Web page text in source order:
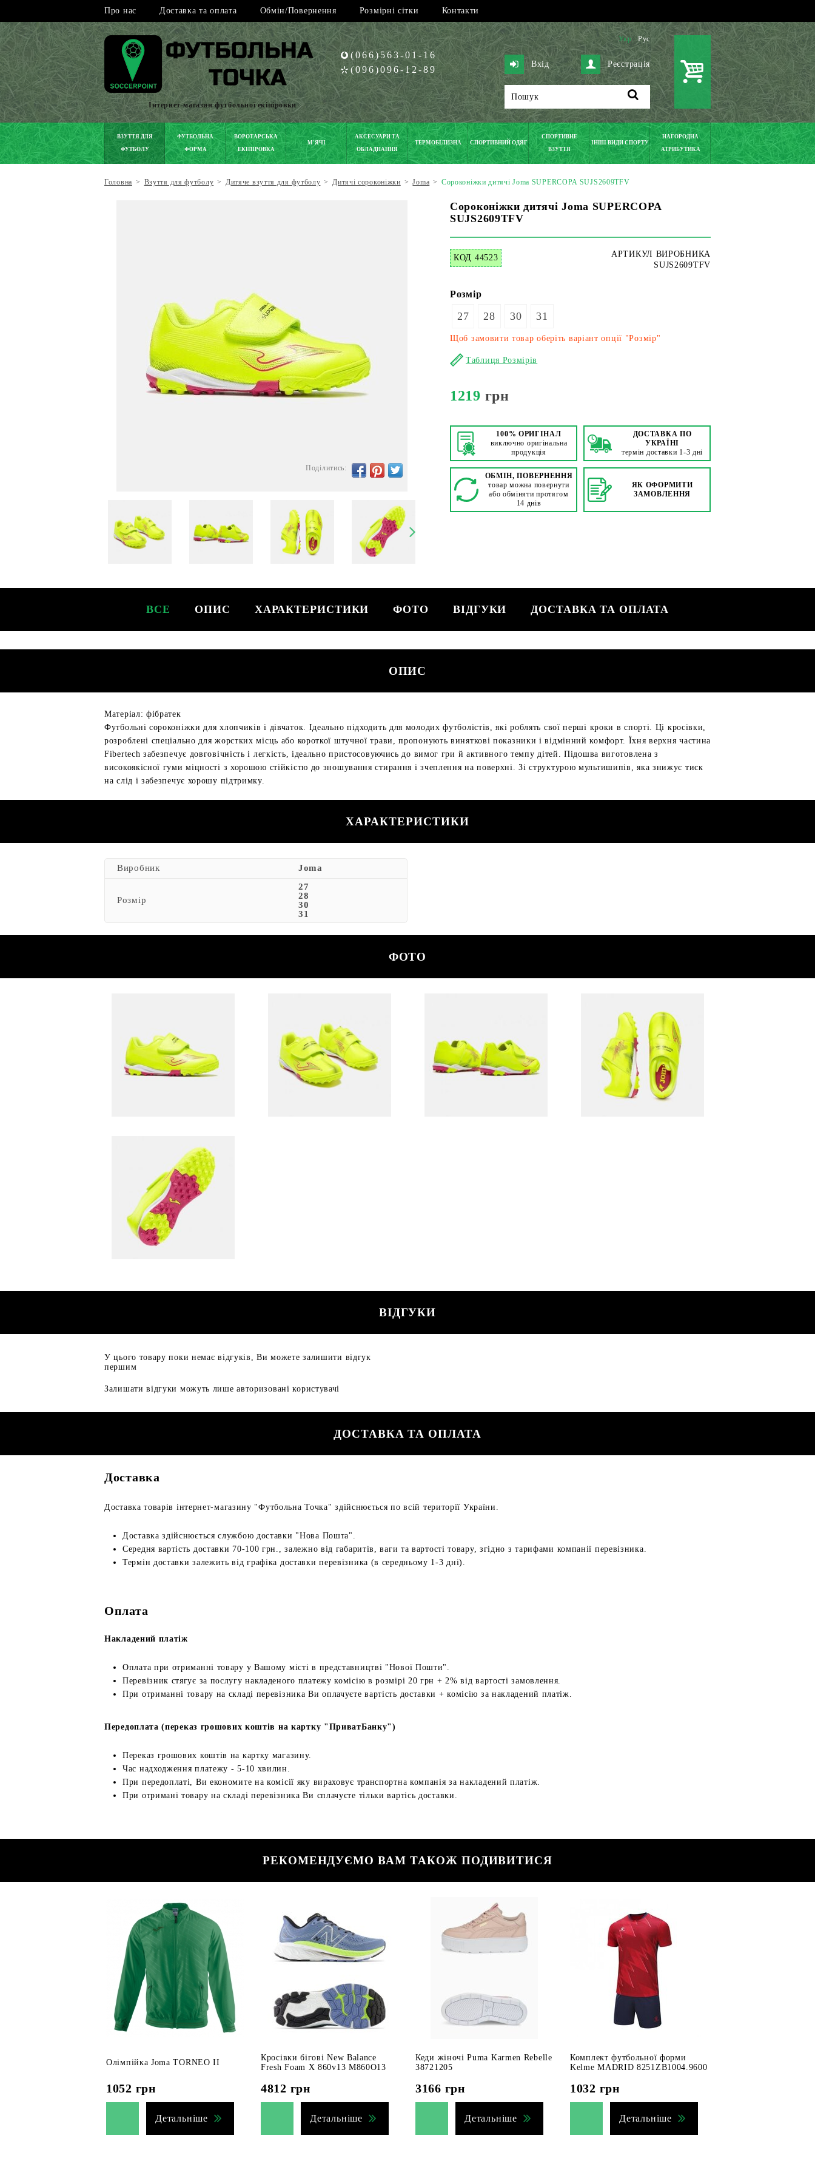
Про нас Доставка та оплата Обмін/Повернення Розмірні сітки Контакти
Інтернет-магазин футбольної екіпіровки
(066)563-01-16
(096)096-12-89
Укр Рус
Вхід Реєстрація
ВЗУТТЯ ДЛЯ
ФУТБОЛУ
ФУТБОЛЬНА
ФОРМА
ВОРОТАРСЬКА
ЕКІПІРОВКА
М'ЯЧІ
АКСЕСУАРИ ТА
ОБЛАДНАННЯ
ТЕРМОБІЛИЗНА СПОРТИВНИЙ ОДЯГ
СПОРТИВНЕ
ВЗУТТЯ
ІНШІ ВИДИ СПОРТУ
НАГОРОДНА
АТРИБУТИКА
Головна > Взуття для футболу > Дитяче взуття для футболу > Дитячі сороконіжки > Joma > Сороконіжки дитячі Joma SUPERCOPA SUJS2609TFV
Сороконіжки дитячі Joma SUPERCOPA
SUJS2609TFV
КОД 44523
АРТИКУЛ ВИРОБНИКА
SUJS2609TFV
Поділитись:
Розмір
27 28 30 31
Щоб замовити товар оберіть варіант опції "Розмір"
Таблиця Розмірів
1219 грн
100% ОРИГІНАЛ
виключно оригінальна
продукція
ДОСТАВКА ПО
УКРАЇНІ
термін доставки 1-3 дні
ОБМІН, ПОВЕРНЕННЯ
товар можна повернути
або обміняти протягом
14 днів
ЯК ОФОРМИТИ
ЗАМОВЛЕННЯ
ВСЕ ОПИС ХАРАКТЕРИСТИКИ ФОТО ВІДГУКИ ДОСТАВКА ТА ОПЛАТА
ОПИС
Матеріал: фібратек
Футбольні сороконіжки для хлопчиків і дівчаток. Ідеально підходить для молодих футболістів, які роблять свої перші кроки в спорті. Ці кросівки,
розроблені спеціально для жорстких місць або короткої штучної трави, пропонують виняткові показники і відмінний комфорт. Їхня верхня частина
Fibertech забезпечує довговічність і легкість, ідеально пристосовуючись до вимог гри й активного темпу дітей. Підошва виготовлена з
високоякісної гуми міцності з хорошою стійкістю до зношування стирання і зчеплення на поверхні. Зі структурою мультишипів, яка знижує тиск
на слід і забезпечує хорошу підтримку.
ХАРАКТЕРИСТИКИ
Виробник Joma
Розмір
27
28
30
31
ФОТО
ВІДГУКИ
У цього товару поки немає відгуків, Ви можете залишити відгук
першим
Залишати відгуки можуть лише авторизовані користувачі
ДОСТАВКА ТА ОПЛАТА
Доставка
Доставка товарів інтернет-магазину "Футбольна Точка" здійснюється по всій території України.
Доставка здійснюється службою доставки "Нова Пошта".
Середня вартість доставки 70-100 грн., залежно від габаритів, ваги та вартості товару, згідно з тарифами компанії перевізника.
Термін доставки залежить від графіка доставки перевізника (в середньому 1-3 дні).
Оплата
Накладений платіж
Оплата при отриманні товару у Вашому місті в представництві "Нової Пошти".
Перевізник стягує за послугу накладеного платежу комісію в розмірі 20 грн + 2% від вартості замовлення.
При отриманні товару на складі перевізника Ви оплачуєте вартість доставки + комісію за накладений платіж.
Передоплата (переказ грошових коштів на картку "ПриватБанку")
Переказ грошових коштів на картку магазину.
Час надходження платежу - 5-10 хвилин.
При передоплаті, Ви економите на комісії яку вираховує транспортна компанія за накладений платіж.
При отримані товару на складі перевізника Ви сплачуєте тільки вартісь доставки.
РЕКОМЕНДУЄМО ВАМ ТАКОЖ ПОДИВИТИСЯ
Олімпійка Joma TORNEO II
1052 грн
Детальніше
Кросівки бігові New Balance
Fresh Foam X 860v13 M860O13
4812 грн
Детальніше
Кеди жіночі Puma Karmen Rebelle
38721205
3166 грн
Детальніше
Комплект футбольної форми
Kelme MADRID 8251ZB1004.9600
1032 грн
Детальніше